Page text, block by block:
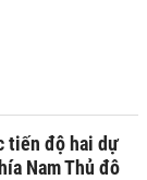
tiến độ hai dự
Nam Thủ đô